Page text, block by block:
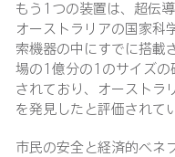
もう1つの装置は、超伝
オーストラリアの国家科
索機器の中にすでに搭載
場の1億分の1のサイズの
されており、オーストラ
を発見したと評価されて
市民の安全と経済的ベネ